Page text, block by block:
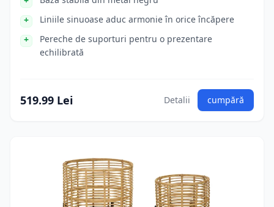
Liniile sinuoase aduc armonie în orice încăpere
Pereche de suporturi pentru o prezentare
echilibrată
519.99 Lei Detalii cumpără